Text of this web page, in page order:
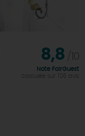
8,8
Note FairGuest